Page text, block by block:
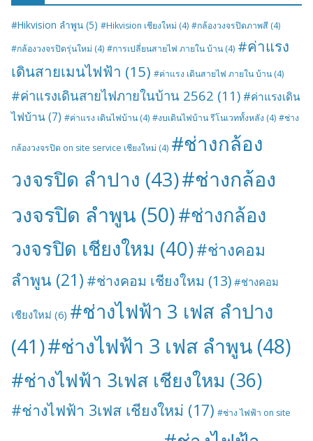
#Hikvision ลำพูน (5) #Hikvision เชียงใหม่ (4) #กล้องวงจรปิดภาพสี (4)
#กล้องวงจรปิดรุ่นใหม่ (4) #การเปลี่ยนสายไฟ ภายใน บ้าน (4) #ค่าแรง
เดินสายเมนไฟฟ้า (15) #ค่าแรง เดินสายไฟ ภายใน บ้าน (4)
#ค่าแรงเดินสายไฟภายในบ้าน 2562 (11) #ค่าแรงเดิน
ไฟบ้าน(7) #ค่าแรง เดินไฟบ้าน (4) #งบเดินไฟบ้าน รีโนเวททั้งหลัง (4) #ช่าง
กล้องวงจรปิด on site service เชียงใหม่ (4) #ช่างกล้อง
วงจรปิด ลำปาง (43)#ช่างกล้อง
วงจรปิด ลำพูน (50)#ช่างกล้อง
วงจรปิด เชียงใหม (40)#ช่างคอม
ลำพูน (21) #ช่างคอม เชียงใหม (13) #ช่างคอม
เชียงใหม่ (6) #ช่างไฟฟ้า 3 เฟส ลำปาง
(41)#ช่างไฟฟ้า 3 เฟส ลำพูน (48)
#ช่างไฟฟ้า 3เฟส เชียงใหม (36)
#ช่างไฟฟ้า 3เฟส เชียงใหม่ (17) #ช่าง ไฟฟ้า on site